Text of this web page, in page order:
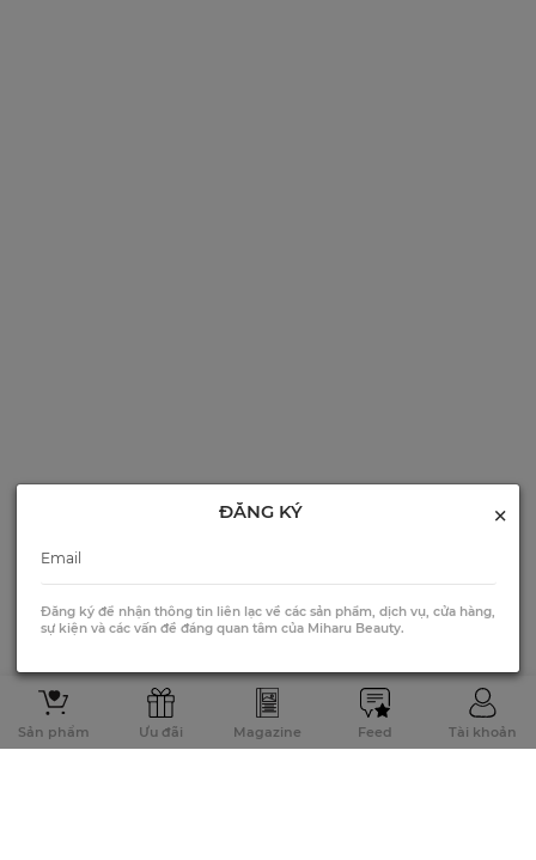
ĐĂNG KÝ ×
Đăng ký để nhận thông tin liên lạc về các sản phẩm, dịch vụ, cửa hàng,
sự kiện và các vấn đề đáng quan tâm của Miharu Beauty.
Sản phẩm Ưu đãi Magazine Feed Tài khoản